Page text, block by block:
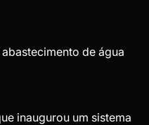
de água
inaugurou um sistema